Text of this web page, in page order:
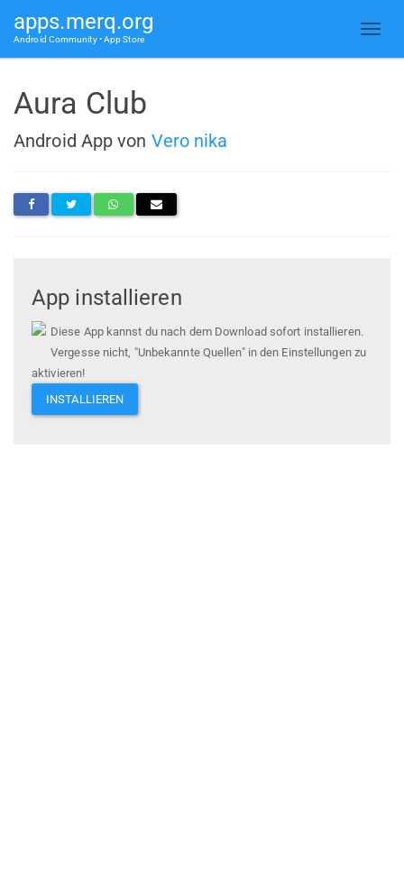
apps.merq.org
Android Community • App Store
Aura Club
Android App von Vero nika
App installieren
Diese App kannst du nach dem Download sofort installieren.
Vergesse nicht, "Unbekannte Quellen" in den Einstellungen zu
aktivieren!
INSTALLIEREN